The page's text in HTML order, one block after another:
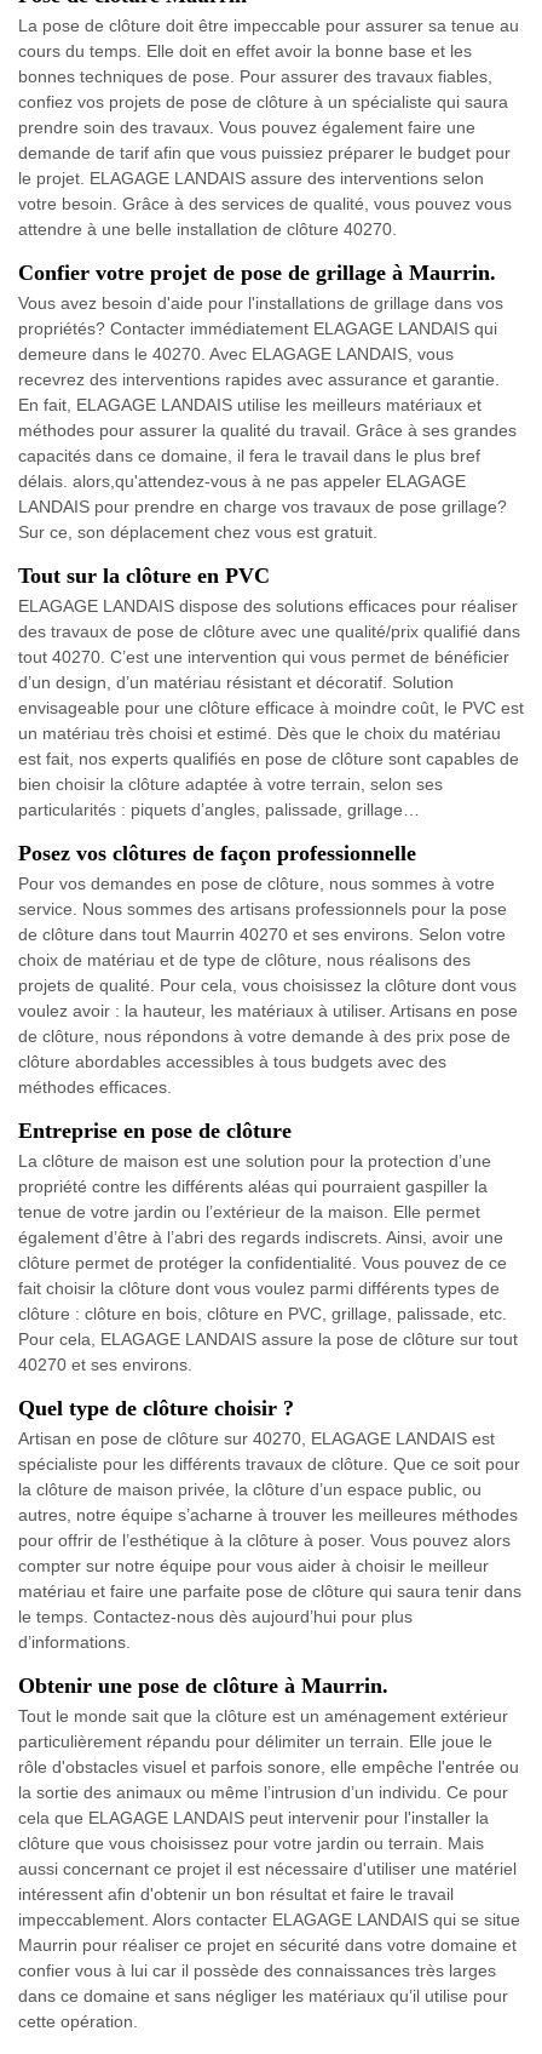
La pose de clôture doit être impeccable pour assurer sa tenue au
cours du temps. Elle doit en effet avoir la bonne base et les
bonnes techniques de pose. Pour assurer des travaux fiables,
confiez vos projets de pose de clôture à un spécialiste qui saura
prendre soin des travaux. Vous pouvez également faire une
demande de tarif afin que vous puissiez préparer le budget pour
le projet. ELAGAGE LANDAIS assure des interventions selon
votre besoin. Grâce à des services de qualité, vous pouvez vous
attendre à une belle installation de clôture 40270.
Confier votre projet de pose de grillage à Maurrin.
Vous avez besoin d'aide pour l'installations de grillage dans vos
propriétés? Contacter immédiatement ELAGAGE LANDAIS qui
demeure dans le 40270. Avec ELAGAGE LANDAIS, vous
recevrez des interventions rapides avec assurance et garantie.
En fait, ELAGAGE LANDAIS utilise les meilleurs matériaux et
méthodes pour assurer la qualité du travail. Grâce à ses grandes
capacités dans ce domaine, il fera le travail dans le plus bref
délais. alors,qu'attendez-vous à ne pas appeler ELAGAGE
LANDAIS pour prendre en charge vos travaux de pose grillage?
Sur ce, son déplacement chez vous est gratuit.
Tout sur la clôture en PVC
ELAGAGE LANDAIS dispose des solutions efficaces pour réaliser
des travaux de pose de clôture avec une qualité/prix qualifié dans
tout 40270. C’est une intervention qui vous permet de bénéficier
d’un design, d’un matériau résistant et décoratif. Solution
envisageable pour une clôture efficace à moindre coût, le PVC est
un matériau très choisi et estimé. Dès que le choix du matériau
est fait, nos experts qualifiés en pose de clôture sont capables de
bien choisir la clôture adaptée à votre terrain, selon ses
particularités : piquets d’angles, palissade, grillage…
Posez vos clôtures de façon professionnelle
Pour vos demandes en pose de clôture, nous sommes à votre
service. Nous sommes des artisans professionnels pour la pose
de clôture dans tout Maurrin 40270 et ses environs. Selon votre
choix de matériau et de type de clôture, nous réalisons des
projets de qualité. Pour cela, vous choisissez la clôture dont vous
voulez avoir : la hauteur, les matériaux à utiliser. Artisans en pose
de clôture, nous répondons à votre demande à des prix pose de
clôture abordables accessibles à tous budgets avec des
méthodes efficaces.
Entreprise en pose de clôture
La clôture de maison est une solution pour la protection d’une
propriété contre les différents aléas qui pourraient gaspiller la
tenue de votre jardin ou l’extérieur de la maison. Elle permet
également d’être à l’abri des regards indiscrets. Ainsi, avoir une
clôture permet de protéger la confidentialité. Vous pouvez de ce
fait choisir la clôture dont vous voulez parmi différents types de
clôture : clôture en bois, clôture en PVC, grillage, palissade, etc.
Pour cela, ELAGAGE LANDAIS assure la pose de clôture sur tout
40270 et ses environs.
Quel type de clôture choisir ?
Artisan en pose de clôture sur 40270, ELAGAGE LANDAIS est
spécialiste pour les différents travaux de clôture. Que ce soit pour
la clôture de maison privée, la clôture d’un espace public, ou
autres, notre équipe s’acharne à trouver les meilleures méthodes
pour offrir de l’esthétique à la clôture à poser. Vous pouvez alors
compter sur notre équipe pour vous aider à choisir le meilleur
matériau et faire une parfaite pose de clôture qui saura tenir dans
le temps. Contactez-nous dès aujourd’hui pour plus
d’informations.
Obtenir une pose de clôture à Maurrin.
Tout le monde sait que la clôture est un aménagement extérieur
particulièrement répandu pour délimiter un terrain. Elle joue le
rôle d'obstacles visuel et parfois sonore, elle empêche l'entrée ou
la sortie des animaux ou même l’intrusion d’un individu. Ce pour
cela que ELAGAGE LANDAIS peut intervenir pour l'installer la
clôture que vous choisissez pour votre jardin ou terrain. Mais
aussi concernant ce projet il est nécessaire d'utiliser une matériel
intéressent afin d'obtenir un bon résultat et faire le travail
impeccablement. Alors contacter ELAGAGE LANDAIS qui se situe
Maurrin pour réaliser ce projet en sécurité dans votre domaine et
confier vous à lui car il possède des connaissances très larges
dans ce domaine et sans négliger les matériaux qu’il utilise pour
cette opération.